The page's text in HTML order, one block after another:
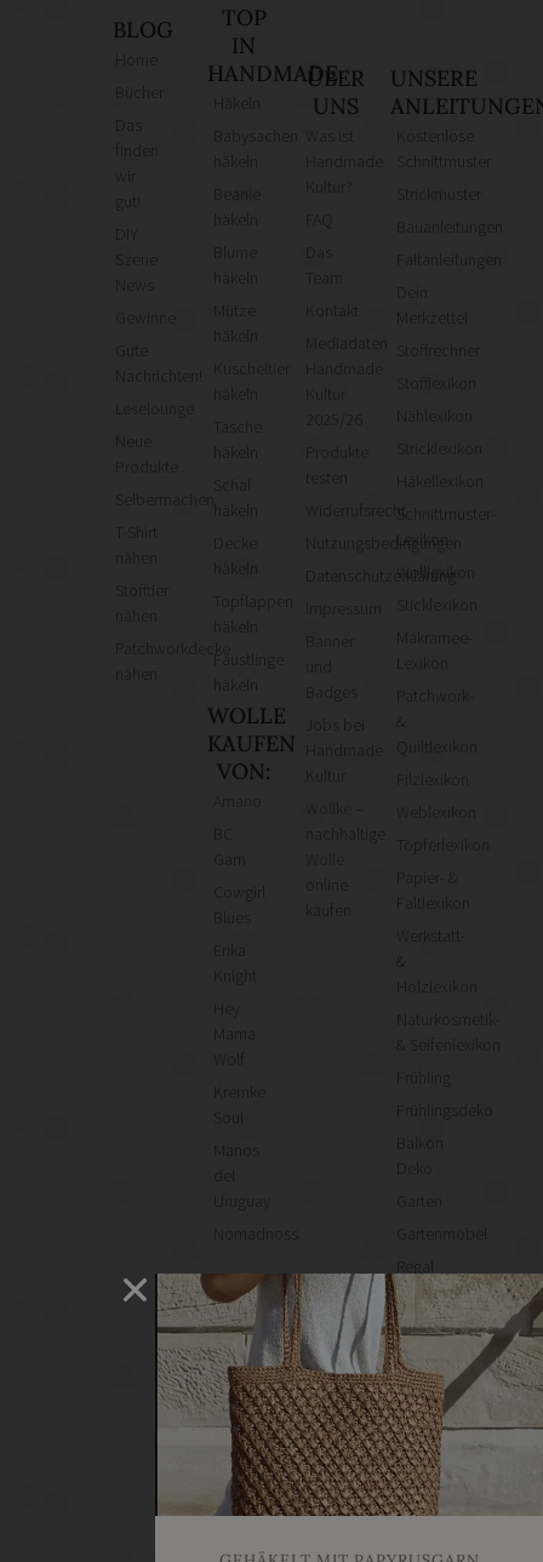
BLOG
finden
gut!
News
Gute
Nachrichten!
Leselounge
Neue
Produkte
Selbermachen
T-Shirt
Stofftier
Patchworkdecke
TOP
IN
HANDMADE
häkeln
häkeln
Mütze
häkeln
Kuscheltier
Tasche
häkeln
häkeln
Topflappen
häkeln
Fäustlinge
häkeln
WOLLE
KAUFEN
VON:
Cowgirl
Knight
Mama
Wolf
Kremke
Manos
Uruguay
Nomadnoss
ÜBER
UNS
Was ist
Kultur?
Das
Team
Kontakt
Mediadaten
Kultur
2025/26
Produkte
testen
Widerrufsrecht
Nutzungsbedingungen
Datenschutzerklärung
Kultur
Wollke –
nachhaltige
kaufen
UNSERE
Kostenlose
Schnittmuster
Strickmuster
Bauanleitungen
Faltanleitungen
Merkzettel
Stoffrechner
Stofflexikon
Nählexikon
Stricklexikon
Häkellexikon
Schnittmuster-
Lexikon
Wolllexikon
Sticklexikon
Makramee-
Lexikon
Patchwork-
&
Quiltlexikon
Filzlexikon
Weblexikon
Töpferlexikon
Papier- &
Faltlexikon
Werkstatt-
&
Holzlexikon
Naturkosmetik-
& Seifenlexikon
Frühling
Frühlingsdeko
Deko
Garten
Gartenmöbel
Regal
selber
machen
Heimwerken
Renovieren
DIY
GESCHÄFTE
Bastelbedarf
Stoffgeschäfte